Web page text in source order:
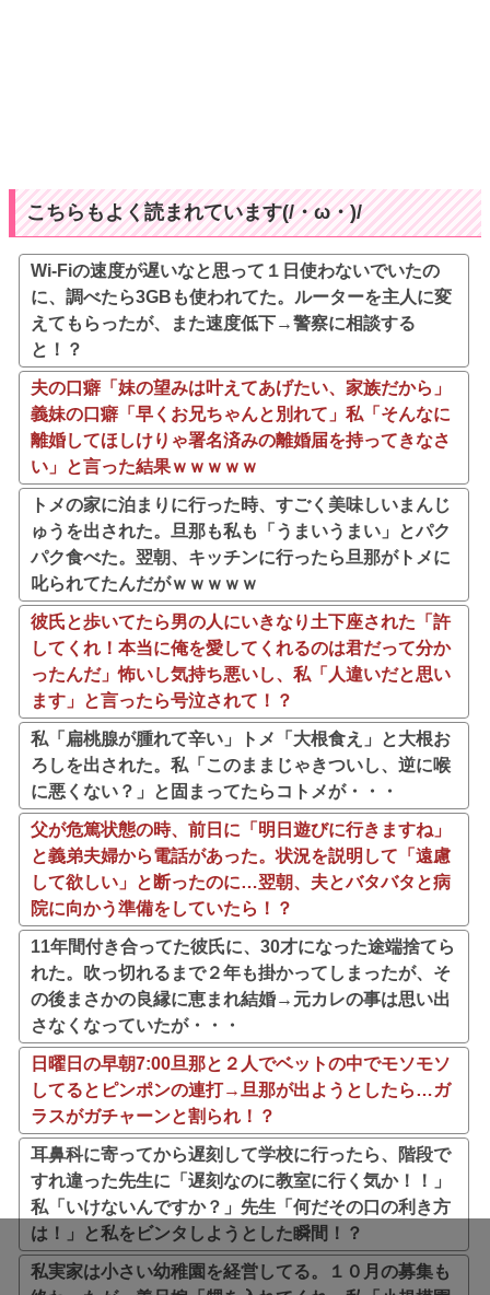
こちらもよく読まれています(/・ω・)/
Wi-Fiの速度が遅いなと思って１日使わないでいたの
に、調べたら3GBも使われてた。ルーターを主人に変
えてもらったが、また速度低下→警察に相談する
と！？
夫の口癖「妹の望みは叶えてあげたい、家族だから」
義妹の口癖「早くお兄ちゃんと別れて」私「そんなに
離婚してほしけりゃ署名済みの離婚届を持ってきなさ
い」と言った結果ｗｗｗｗｗ
トメの家に泊まりに行った時、すごく美味しいまんじ
ゅうを出された。旦那も私も「うまいうまい」とパク
パク食べた。翌朝、キッチンに行ったら旦那がトメに
叱られてたんだがｗｗｗｗｗ
彼氏と歩いてたら男の人にいきなり土下座された「許
してくれ！本当に俺を愛してくれるのは君だって分か
ったんだ」怖いし気持ち悪いし、私「人違いだと思い
ます」と言ったら号泣されて！？
私「扁桃腺が腫れて辛い」トメ「大根食え」と大根お
ろしを出された。私「このままじゃきついし、逆に喉
に悪くない？」と固まってたらコトメが・・・
父が危篤状態の時、前日に「明日遊びに行きますね」
と義弟夫婦から電話があった。状況を説明して「遠慮
して欲しい」と断ったのに…翌朝、夫とバタバタと病
院に向かう準備をしていたら！？
11年間付き合ってた彼氏に、30才になった途端捨てら
れた。吹っ切れるまで２年も掛かってしまったが、そ
の後まさかの良縁に恵まれ結婚→元カレの事は思い出
さなくなっていたが・・・
日曜日の早朝7:00旦那と２人でベットの中でモソモソ
してるとピンポンの連打→旦那が出ようとしたら…ガ
ラスがガチャーンと割られ！？
耳鼻科に寄ってから遅刻して学校に行ったら、階段で
すれ違った先生に「遅刻なのに教室に行く気か！！」
私「いけないんですか？」先生「何だその口の利き方
は！」と私をビンタしようとした瞬間！？
私実家は小さい幼稚園を経営してる。１０月の募集も